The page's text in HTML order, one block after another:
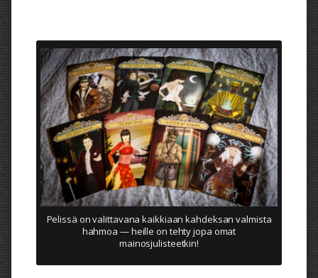
Pelissä on valittavana kaikkiaan kahdeksan valmista
hahmoa — heille on tehty jopa omat
mainosjulisteetkin!